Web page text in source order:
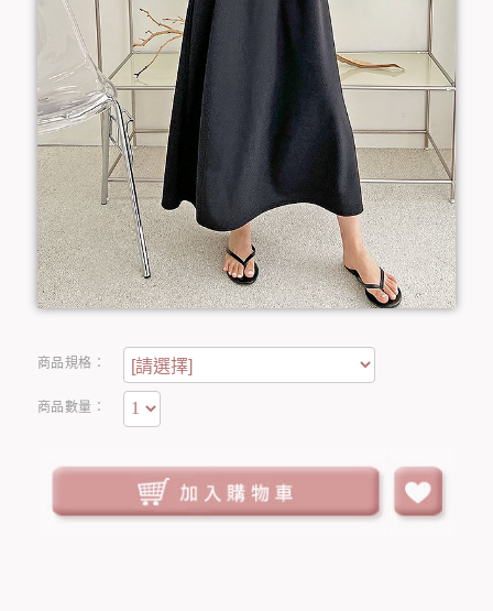
商品規格：
商品數量：